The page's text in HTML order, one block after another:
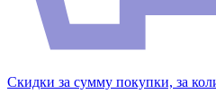
Скидки за сумму покупки, за